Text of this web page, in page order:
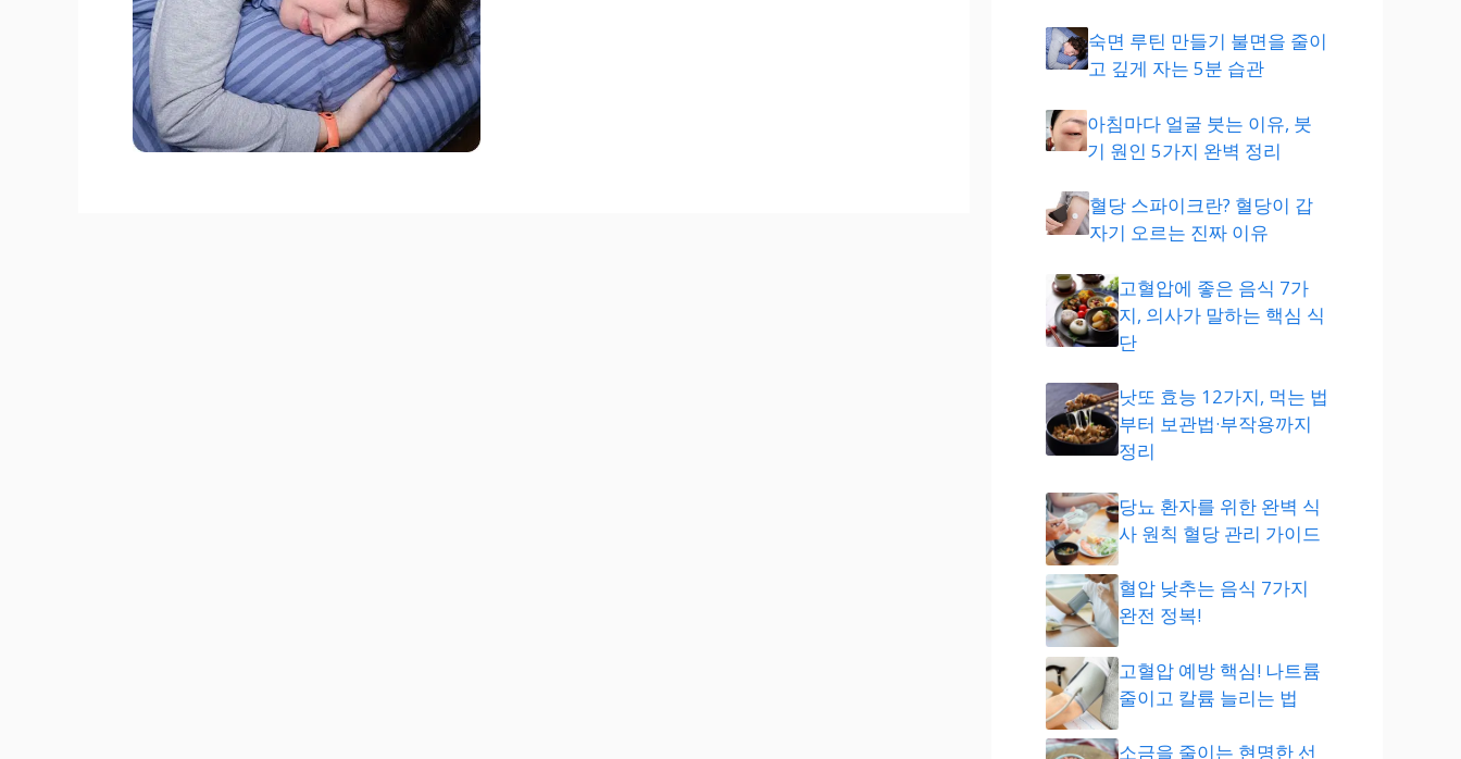
숙면 루틴 만들기 불면을 줄이
고 깊게 자는 5분 습관
아침마다 얼굴 붓는 이유, 붓
기 원인 5가지 완벽 정리
혈당 스파이크란? 혈당이 갑
자기 오르는 진짜 이유
고혈압에 좋은 음식 7가
지, 의사가 말하는 핵심 식
단
낫또 효능 12가지, 먹는 법
부터 보관법·부작용까지
정리
당뇨 환자를 위한 완벽 식
사 원칙 혈당 관리 가이드
혈압 낮추는 음식 7가지
완전 정복!
고혈압 예방 핵심! 나트륨
줄이고 칼륨 늘리는 법
소금을 줄이는 현명한 선